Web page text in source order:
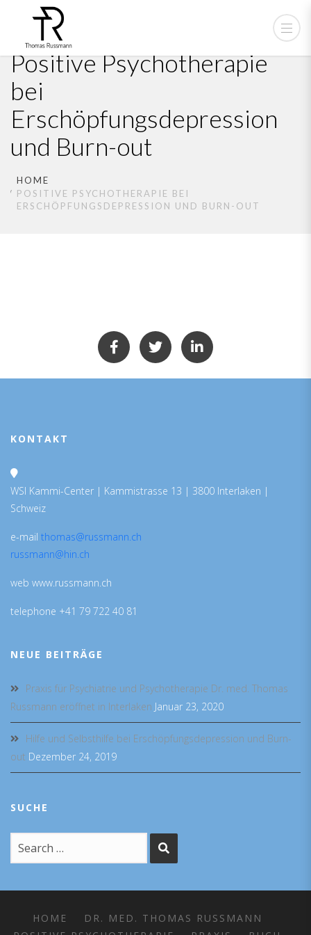
Positive Psychotherapie
bei
Erschöpfungsdepression
und Burn-out
HOME
POSITIVE PSYCHOTHERAPIE BEI
ERSCHÖPFUNGSDEPRESSION UND BURN-OUT
KONTAKT
WSI Kammi-Center | Kammistrasse 13 | 3800 Interlaken |
Schweiz
e-mail thomas@russmann.ch
russmann@hin.ch
web www.russmann.ch
telephone +41 79 722 40 81
NEUE BEITRÄGE
Praxis für Psychiatrie und Psychotherapie Dr. med. Thomas
Russmann eröffnet in Interlaken Januar 23, 2020
Hilfe und Selbsthilfe bei Erschöpfungsdepression und Burn-
out Dezember 24, 2019
SUCHE
HOME
DR. MED. THOMAS RUSSMANN